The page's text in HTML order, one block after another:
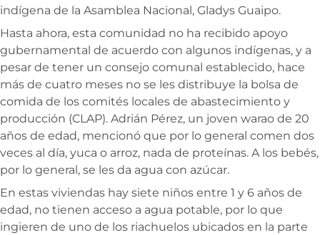
indígena de la Asamblea Nacional, Gladys Guaipo.
Hasta ahora, esta comunidad no ha recibido apoyo
gubernamental de acuerdo con algunos indígenas, y a
pesar de tener un consejo comunal establecido, hace
más de cuatro meses no se les distribuye la bolsa de
comida de los comités locales de abastecimiento y
producción (CLAP). Adrián Pérez, un joven warao de 20
años de edad, mencionó que por lo general comen dos
veces al día, yuca o arroz, nada de proteínas. A los bebés,
por lo general, se les da agua con azúcar.
En estas viviendas hay siete niños entre 1 y 6 años de
edad, no tienen acceso a agua potable, por lo que
ingieren de uno de los riachuelos ubicados en la parte